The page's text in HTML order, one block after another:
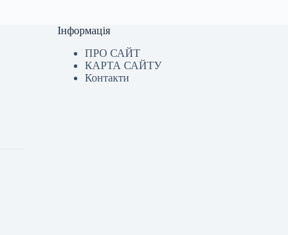
Інформація
ПРО САЙТ
КАРТА САЙТУ
Контакти